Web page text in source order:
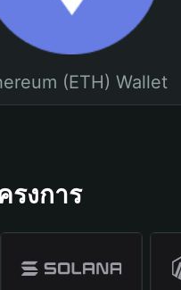
(ETH) Wallet
รงการ